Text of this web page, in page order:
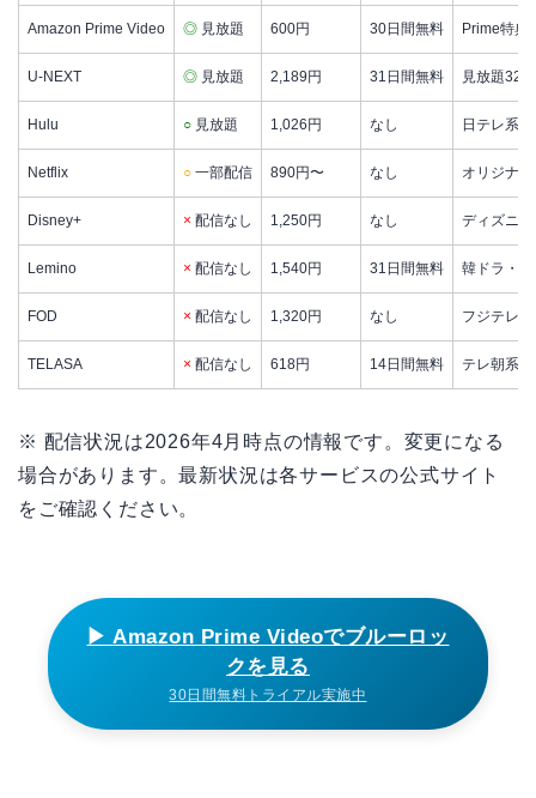
Amazon Prime Video ◎ 見放題 600円 30日間無料 Prime特典
U-NEXT ◎ 見放題 2,189円 31日間無料 見放題32
Hulu ○ 見放題 1,026円 なし 日テレ系
Netflix ○ 一部配信 890円〜 なし オリジナ
Disney+ × 配信なし 1,250円 なし ディズニ
Lemino × 配信なし 1,540円 31日間無料 韓ドラ・
FOD × 配信なし 1,320円 なし フジテレ
TELASA × 配信なし 618円 14日間無料 テレ朝系
※ 配信状況は2026年4月時点の情報です。変更になる
場合があります。最新状況は各サービスの公式サイト
をご確認ください。
▶ Amazon Prime Videoでブルーロッ
クを見る
30日間無料トライアル実施中